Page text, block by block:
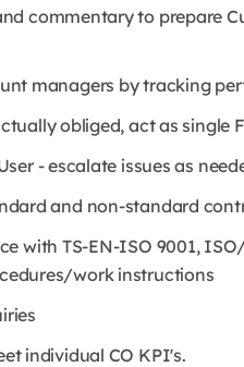
commentary to prepare
managers by tracking
obliged, act as single
- escalate issues as
and non-standard
with TS-EN-ISO 9001,
work instructions
individual CO KPI's.